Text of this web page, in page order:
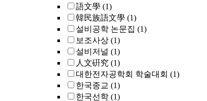
語文學 (1)
韓民族語文學 (1)
설비공학 논문집 (1)
보조사상 (1)
설비저널 (1)
人文硏究 (1)
대한전자공학회 학술대회 (1)
한국종교 (1)
한국선학 (1)